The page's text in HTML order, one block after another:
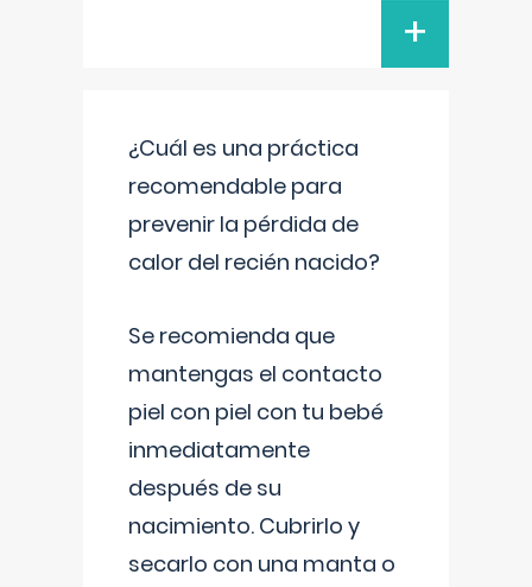
+
¿Cuál es una práctica
recomendable para
prevenir la pérdida de
calor del recién nacido?
Se recomienda que
mantengas el contacto
piel con piel con tu bebé
inmediatamente
después de su
nacimiento. Cubrirlo y
secarlo con una manta o